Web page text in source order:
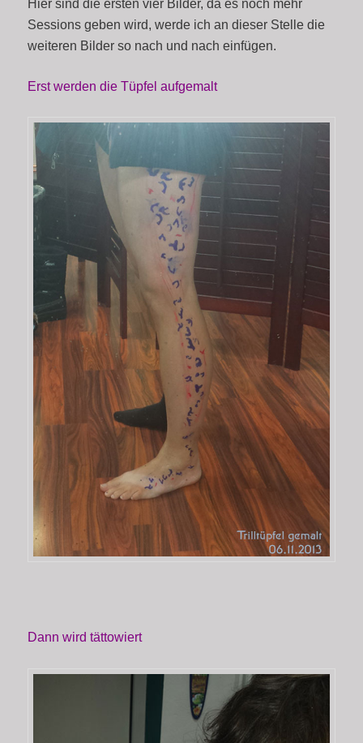
Hier sind die ersten vier Bilder, da es noch mehr
Sessions geben wird, werde ich an dieser Stelle die
weiteren Bilder so nach und nach einfügen.
Erst werden die Tüpfel aufgemalt
Dann wird tättowiert